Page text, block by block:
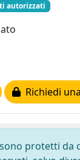
autorizzati
Richiedi
protetti da